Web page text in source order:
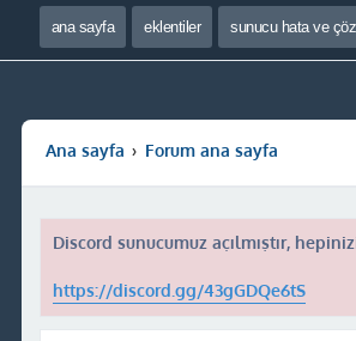
ana sayfa eklentiler sunucu hata ve
Ana sayfa Forum ana sayfa
Discord sunucumuz açılmıştır,
https://discord.gg/43gGDQe6tS